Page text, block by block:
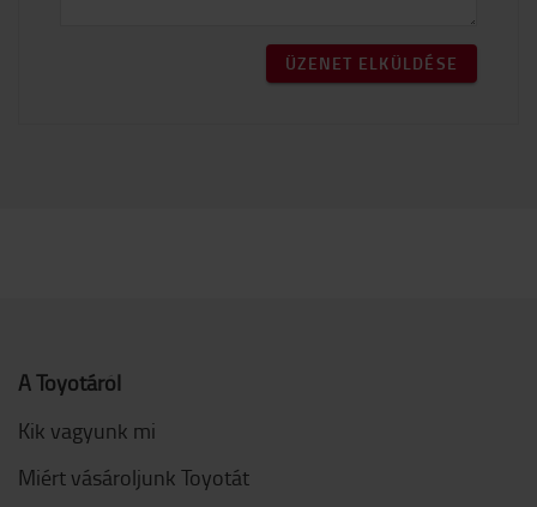
ÜZENET ELKÜLDÉSE
A Toyotáról
Kik vagyunk mi
Miért vásároljunk Toyotát